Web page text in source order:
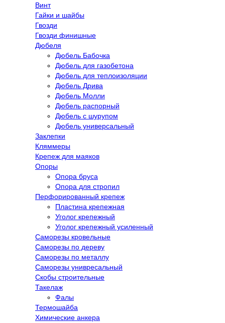
Винт
Гайки и шайбы
Гвозди
Гвозди финишные
Дюбеля
Дюбель Бабочка
Дюбель для газобетона
Дюбель для теплоизоляции
Дюбель Дрива
Дюбель Молли
Дюбель распорный
Дюбель с шурупом
Дюбель универсальный
Заклепки
Кляммеры
Крепеж для маяков
Опоры
Опора бруса
Опора для стропил
Перфорированный крепеж
Пластина крепежная
Уголог крепежный
Уголог крепежный усиленный
Саморезы кровельные
Саморезы по дереву
Саморезы по металлу
Саморезы унивресальный
Скобы строительные
Такелаж
Фалы
Термошайба
Химические анкера